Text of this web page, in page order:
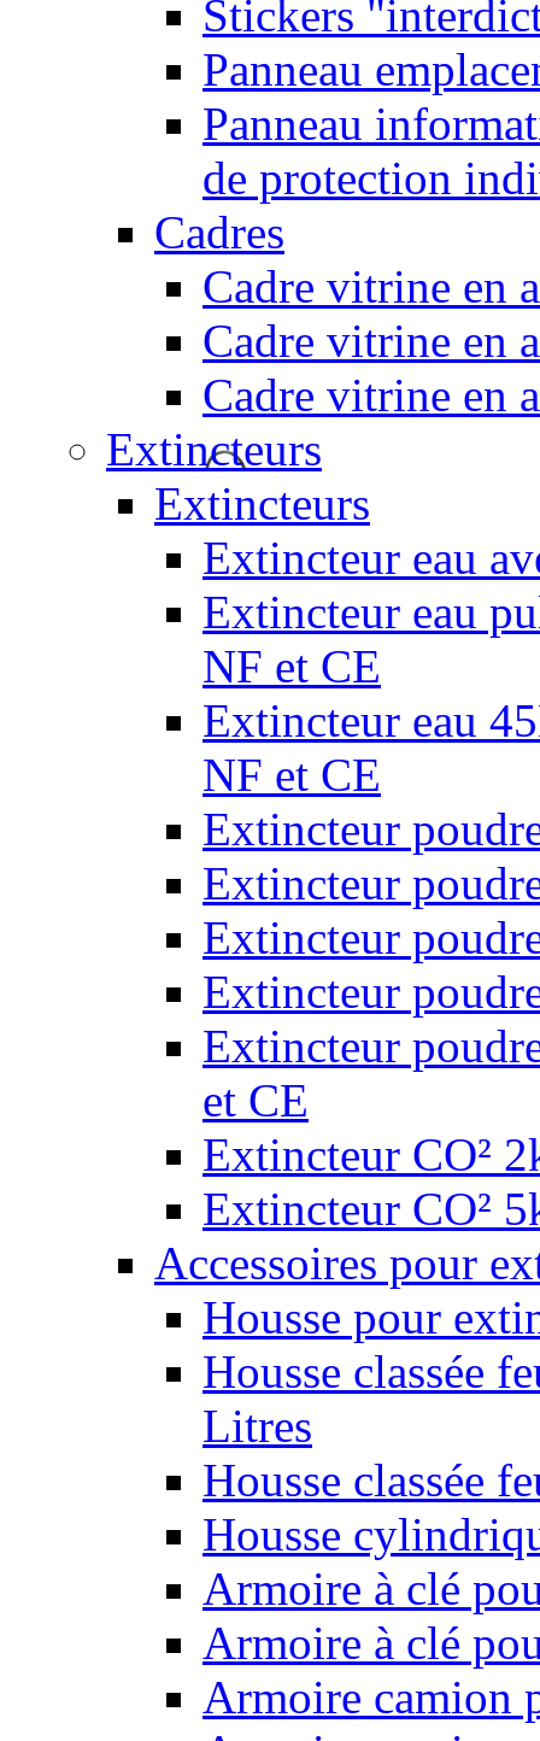
Stickers
Panneau
Panneau
de protection
Cadres
Cadre vitrine en
Cadre vitrine en
Cadre vitrine en
Extincteurs
Extincteurs
Extincteur eau
Extincteur eau
NF et CE
Extincteur eau
NF et CE
Extincteur
Extincteur
Extincteur
Extincteur
Extincteur
et CE
Extincteur CO²
Extincteur CO²
Accessoires pour
Housse pour
Housse classée
Litres
Housse classée
Housse
Armoire à clé
Armoire à clé
Armoire camion